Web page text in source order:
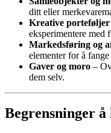
ditt eller
Kreative porteføljer
eksperimentere med
Markedsføring og
elementer for å
Gaver og moro –
dem selv.
Begrensninger å